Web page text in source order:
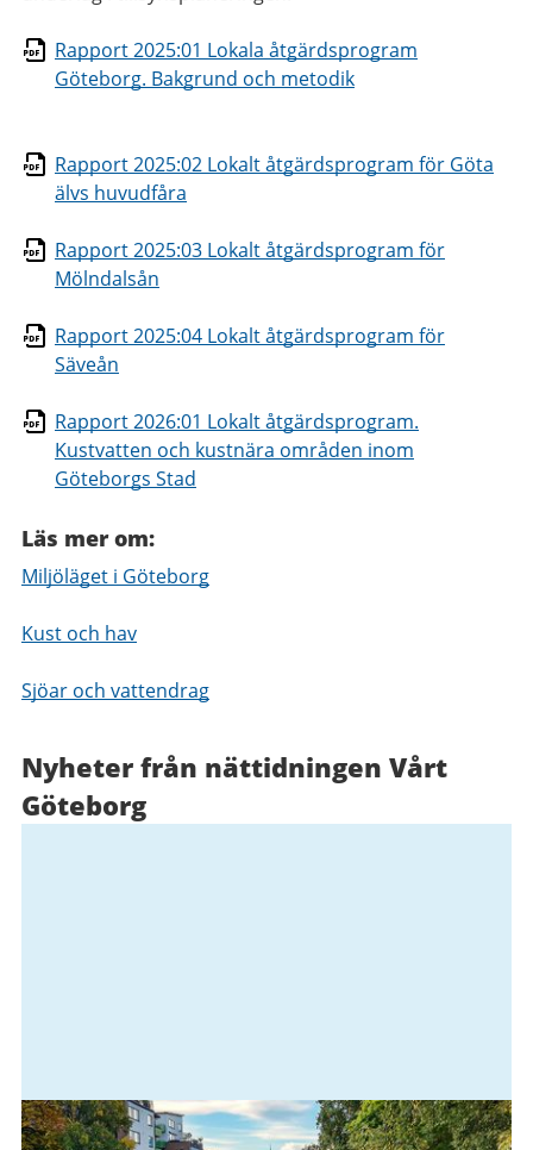
Rapport 2025:01 Lokala åtgärdsprogram
Göteborg. Bakgrund och metodik
Rapport 2025:02 Lokalt åtgärdsprogram för Göta
älvs huvudfåra
Rapport 2025:03 Lokalt åtgärdsprogram för
Mölndalsån
Rapport 2025:04 Lokalt åtgärdsprogram för
Säveån
Rapport 2026:01 Lokalt åtgärdsprogram.
Kustvatten och kustnära områden inom
Göteborgs Stad
Läs mer om:
Miljöläget i Göteborg
Kust och hav
Sjöar och vattendrag
Nyheter från nättidningen Vårt
Göteborg